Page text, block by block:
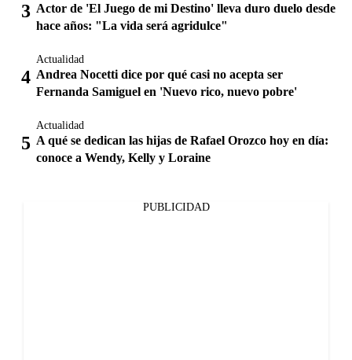
Actor de 'El Juego de mi Destino' lleva duro duelo desde
hace años: "La vida será agridulce"
Actualidad
Andrea Nocetti dice por qué casi no acepta ser
Fernanda Samiguel en 'Nuevo rico, nuevo pobre'
Actualidad
A qué se dedican las hijas de Rafael Orozco hoy en día:
conoce a Wendy, Kelly y Loraine
PUBLICIDAD